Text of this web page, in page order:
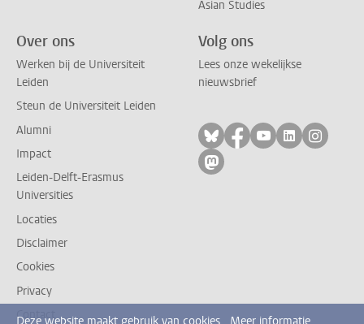
Asian Studies
Over ons
Werken bij de Universiteit
Leiden
Steun de Universiteit Leiden
Alumni
Impact
Leiden-Delft-Erasmus
Universities
Locaties
Disclaimer
Cookies
Privacy
Contact
Volg ons
Lees onze wekelijkse
nieuwsbrief
Volg ons op bluesky
Volg ons op
Volg ons op
Volg ons
Volg
Volg ons op mastodon